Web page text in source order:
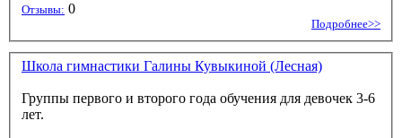
Отзывы: 0
Подробнее>>
Школа гимнастики Галины Кувыкиной (Лесная)
Группы первого и второго года обучения для девочек 3-6
лет.